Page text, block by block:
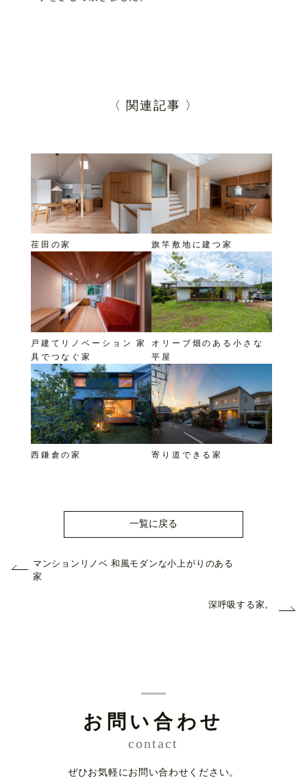
〈 関連記事 〉
荏田の家 旗竿敷地に建つ家
戸建てリノベーション 家
具でつなぐ家
オリーブ畑のある小さな
平屋
西鎌倉の家 寄り道できる家
一覧に戻る
マンションリノベ 和風モダンな小上がりのある
家
深呼吸する家。
お問い合わせ
contact
ぜひお気軽にお問い合わせください。